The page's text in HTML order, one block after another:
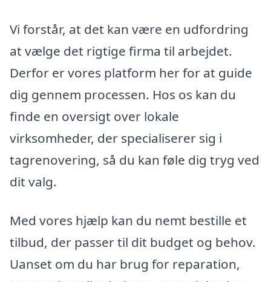
Vi forstår, at det kan være en udfordring
at vælge det rigtige firma til arbejdet.
Derfor er vores platform her for at guide
dig gennem processen. Hos os kan du
finde en oversigt over lokale
virksomheder, der specialiserer sig i
tagrenovering, så du kan føle dig tryg ved
dit valg.
Med vores hjælp kan du nemt bestille et
tilbud, der passer til dit budget og behov.
Uanset om du har brug for reparation,